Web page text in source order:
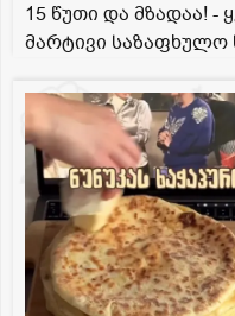
15 წუთი და მზადაა!
მარტივი